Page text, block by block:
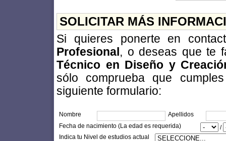
SOLICITAR MÁS
Si quieres ponerte en
Profesional , o deseas que te
Técnico en Diseño y
sólo comprueba que
siguiente formulario:
Nombre
Apellidos
Fecha de nacimiento (La edad es requerida)
/
Indica tu Nivel de estudios actual